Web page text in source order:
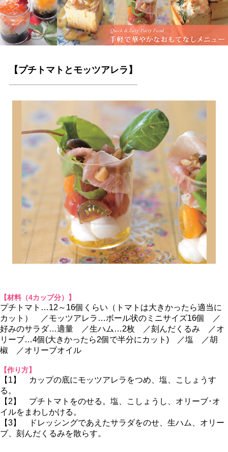
【プチトマトとモッツアレラ】
【材料（4カップ分）】
プチトマト…12～16個くらい（トマトは大きかったら適当に
カット） ／モッツアレラ…ボール状のミニサイズ16個 ／
好みのサラダ…適量 ／生ハム…2枚 ／刻んだくるみ ／オ
リーブ…4個(大きかったら2個で半分にカット) ／塩 ／胡
椒 ／オリーブオイル
【作り方】
【1】 カップの底にモッツアレラをつめ、塩、こしょうす
る。
【2】 プチトマトをのせる。塩、こしょうし、オリーブ･オ
イルをまわしかける。
【3】 ドレッシングであえたサラダをのせ、生ハム、オリー
ブ、刻んだくるみを散らす。